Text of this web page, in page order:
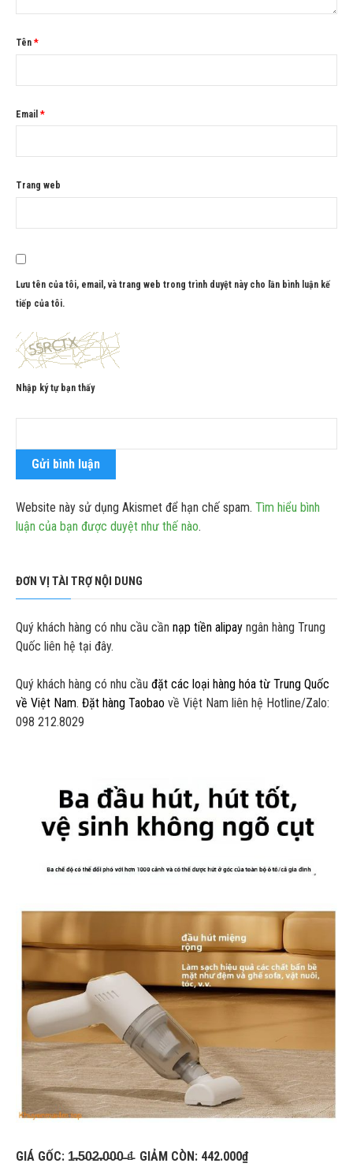
Tên *
Email *
Trang web
Lưu tên của tôi, email, và trang web trong trình duyệt này cho lần bình luận kế
tiếp của tôi.
Nhập ký tự bạn thấy
Website này sử dụng Akismet để hạn chế spam. Tìm hiểu bình
luận của bạn được duyệt như thế nào.
ĐƠN VỊ TÀI TRỢ NỘI DUNG
Quý khách hàng có nhu cầu cần nạp tiền alipay ngân hàng Trung
Quốc liên hệ tại đây.
Quý khách hàng có nhu cầu đặt các loại hàng hóa từ Trung Quốc
về Việt Nam. Đặt hàng Taobao về Việt Nam liên hệ Hotline/Zalo:
098 212.8029
GIÁ GỐC: 1̵.̵5̵0̵2̵.̵0̵0̵0̵ ̵₫̵ GIẢM CÒN: 442.000₫